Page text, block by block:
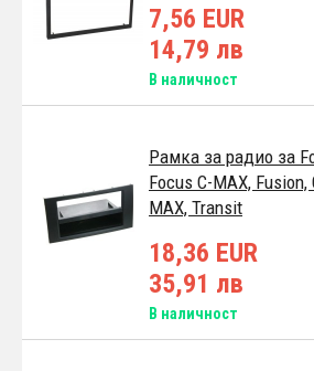
7,56 EUR
14,79 лв
В наличност
Pамка за радио за
Focus C-MAX, Fusion,
MAX, Transit
18,36 EUR
35,91 лв
В наличност